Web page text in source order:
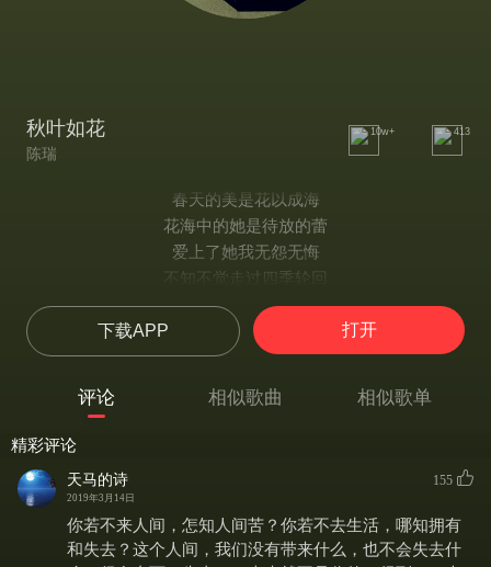
秋叶如花
陈瑞
10w+ 413
春天的美是花以成海
花海中的她是待放的蕾
爱上了她我无怨无悔
不知不觉走过四季轮回
秋天的叶虽已很疲惫
为了花更美你总说不累
没人留意你的美
秋叶如花我不能不在意
秋叶如花我已爱上了你
梦中记忆已不再娇媚
下载APP 打开
评论 相似歌曲 相似歌单
精彩评论
天马的诗
2019年3月14日
155
你若不来人间，怎知人间苦？你若不去生活，哪知拥有
和失去？这个人间，我们没有带来什么，也不会失去什